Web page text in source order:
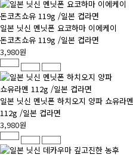
일본 닛신 멘닛폰 요코하마 이에케이
돈코츠쇼유 119g /일본 컵라면
3,980원
일본 닛신 멘닛폰 하치오지 양파 쇼유라멘
112g /일본 컵라면
3,980원